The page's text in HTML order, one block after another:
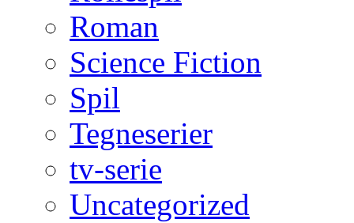
Roman
Science Fiction
Spil
Tegneserier
tv-serie
Uncategorized